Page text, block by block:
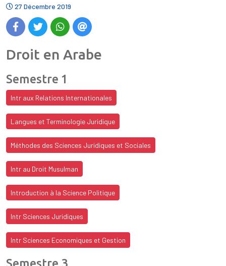
27 Décembre 2019
Droit en Arabe
Semestre 1
Intr aux Relations Internationales
Langues et Terminologie Juridique
Méthodes des Sciences Juridiques et Sociales
Intr au Droit Musulman
Introduction à la Science Politique
Intr Sciences Juridiques
Intr Sciences Economiques et Gestion
Semestre 3